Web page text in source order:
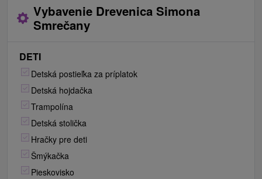
Vybavenie Drevenica Simona
Smrečany
DETI
Detská postieľka za príplatok
Detská hojdačka
Trampolína
Detská stolička
Hračky pre deti
Šmýkačka
Pieskovisko